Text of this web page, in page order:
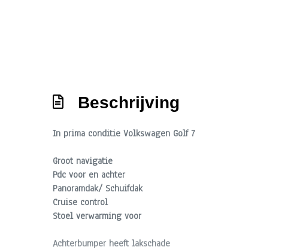
Beschrijving
In prima conditie Volkswagen Golf 7
Groot navigatie
Pdc voor en achter
Panoramdak/ Schuifdak
Cruise control
Stoel verwarming voor
Achterbumper heeft lakschade